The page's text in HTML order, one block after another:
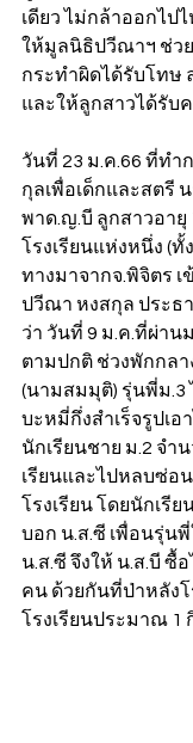
เดียว ไม่กล้าออกไป
ให้มูลนิธิปวีณาฯ ช่ว
กระทำผิดได้รับโทษ
และให้ลูกสาวได้รั
วันที่ 23 ม.ค.66 ที่ท
กุลเพื่อเด็กและสตรี น
พาด.ญ.บี ลูกสาวอายุ
โรงเรียนแห่งหนึ่ง (
ทางมาจากจ.พิจิตร
ปวีณา หงสกุล ประธ
ว่า วันที่ 9 ม.ค.ที่ผ่าน
ตามปกติ ช่วงพักกลา
(นามสมมุติ) รุ่นพี่ม.3
บะหมี่กึ่งสำเร็จรูปเอ
นักเรียนชาย ม.2 จำ
เรียนและไปหลบซ่อ
โรงเรียน โดยนักเรี
บอก น.ส.ซี เพื่อนรุ่น
น.ส.ซี จึงให้ น.ส.บี ซื้
คน ด้วยกันที่ป่าหลังโ
โรงเรียนประมาณ 1